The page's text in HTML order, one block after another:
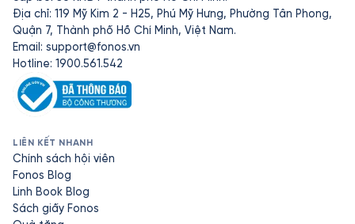
Địa chỉ: 119 Mỹ Kim 2 - H25, Phú Mỹ Hưng, Phường Tân Phong,
Quận 7, Thành phố Hồ Chí Minh, Việt Nam.
Email: support@fonos.vn
Hotline: 1900.561.542
LIÊN KẾT NHANH
Chính sách hội viên
Fonos Blog
Linh Book Blog
Sách giấy Fonos